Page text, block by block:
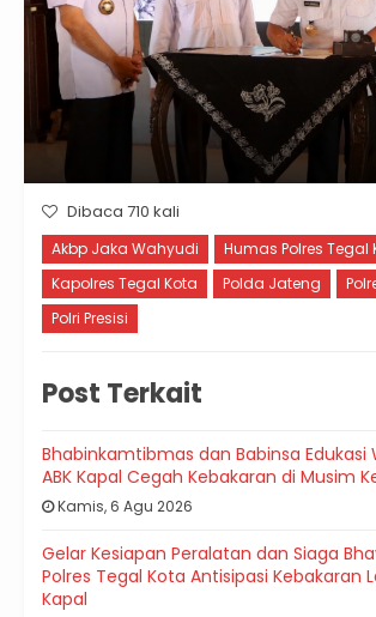
Dibaca 710 kali
Akbp Jaka Wahyudi
Humas Polres Tegal
Kapolres Tegal Kota
Polda Jateng
Polri Presisi
Post Terkait
Bhabinkamtibmas dan Babinsa Edukasi
ABK Kapal Cegah Kebakaran di Musim
Kamis, 6 Agu 2026
Gelar Kesiapan Peralatan dan Siaga
Polres Tegal Kota Antisipasi Kebakaran
Kapal